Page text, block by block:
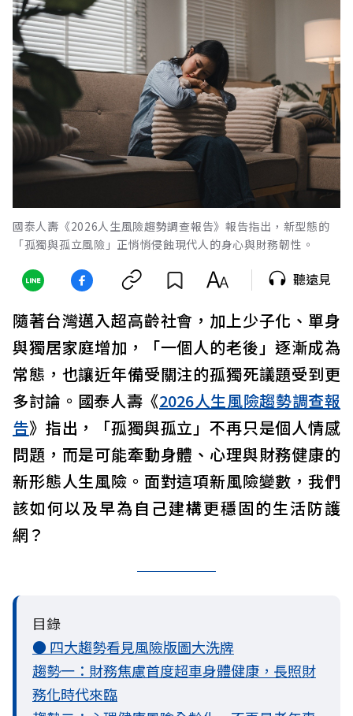
國泰人壽《2026人生風險趨勢調查報告》報告指出，新型態的
「孤獨與孤立風險」正悄悄侵蝕現代人的身心與財務韌性。
聽遠見
隨著台灣邁入超高齡社會，加上少子化、單身
與獨居家庭增加，「一個人的老後」逐漸成為
常態，也讓近年備受關注的孤獨死議題受到更
多討論。國泰人壽《2026人生風險趨勢調查報
告》指出，「孤獨與孤立」不再只是個人情感
問題，而是可能牽動身體、心理與財務健康的
新形態人生風險。面對這項新風險變數，我們
該如何以及早為自己建構更穩固的生活防護
網？
目錄
● 四大趨勢看見風險版圖大洗牌
趨勢一：財務焦慮首度超車身體健康，長照財
務化時代來臨